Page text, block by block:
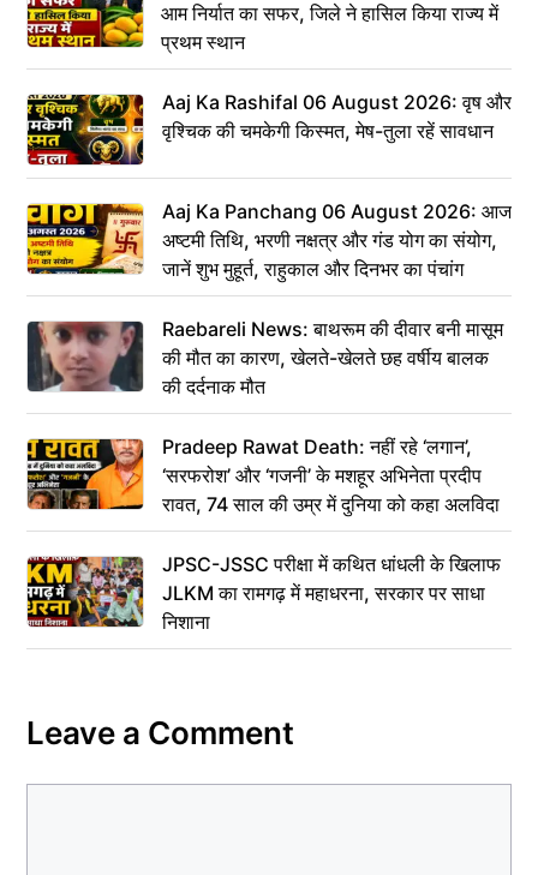
आम निर्यात का सफर, जिले ने हासिल किया राज्य में
प्रथम स्थान
Aaj Ka Rashifal 06 August 2026: वृष और
वृश्चिक की चमकेगी किस्मत, मेष-तुला रहें सावधान
Aaj Ka Panchang 06 August 2026: आज
अष्टमी तिथि, भरणी नक्षत्र और गंड योग का संयोग,
जानें शुभ मुहूर्त, राहुकाल और दिनभर का पंचांग
Raebareli News: बाथरूम की दीवार बनी मासूम
की मौत का कारण, खेलते-खेलते छह वर्षीय बालक
की दर्दनाक मौत
Pradeep Rawat Death: नहीं रहे ‘लगान’,
‘सरफरोश’ और ‘गजनी’ के मशहूर अभिनेता प्रदीप
रावत, 74 साल की उम्र में दुनिया को कहा अलविदा
JPSC-JSSC परीक्षा में कथित धांधली के खिलाफ
JLKM का रामगढ़ में महाधरना, सरकार पर साधा
निशाना
Leave a Comment